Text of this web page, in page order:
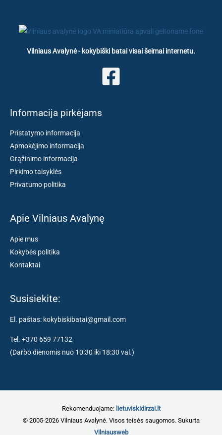
Vilniaus Avalynė - kokybiški batai visai šeimai internetu.
Informacija pirkėjams
Pristatymo informacija
Apmokėjimo informacija
Grąžinimo informacija
Pirkimo taisyklės
Privatumo politika
Apie Vilniaus Avalynę
Apie mus
Kokybės politika
Kontaktai
Susisiekite:
El. paštas: kokybiskibatai@gmail.com
Tel. +370 659 77132
(Darbo dienomis nuo 10:30 iki 18:30 val.)
Rekomenduojame: lietuviskidirzai.lt
© 2005-2026 Vilniaus Avalynė. Visos teisės saugomos. Sukurta
Vilniausweb